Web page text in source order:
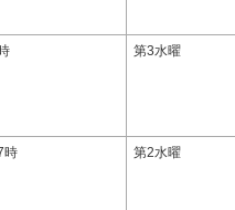
第3水曜
時 第2水曜